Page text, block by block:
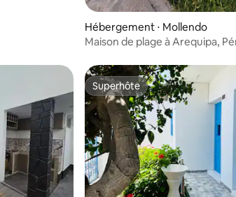
Hébergement ⋅ Mollendo
Maison de plage à Arequipa,
Superhôte
Superhôte